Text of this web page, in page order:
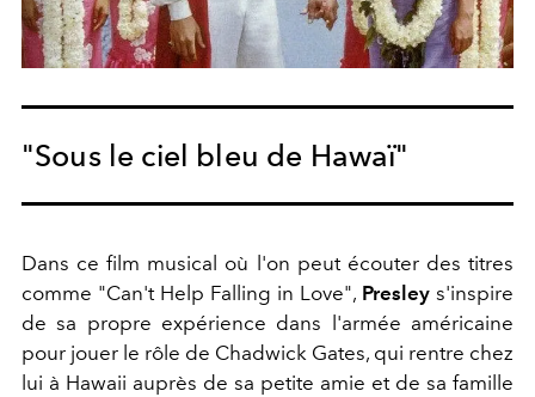
"Sous le ciel bleu de Hawaï"
Dans ce film musical où l'on peut écouter des titres
comme "Can't Help Falling in Love", Presley s'inspire
de sa propre expérience dans l'armée américaine
pour jouer le rôle de Chadwick Gates, qui rentre chez
lui à Hawaii auprès de sa petite amie et de sa famille